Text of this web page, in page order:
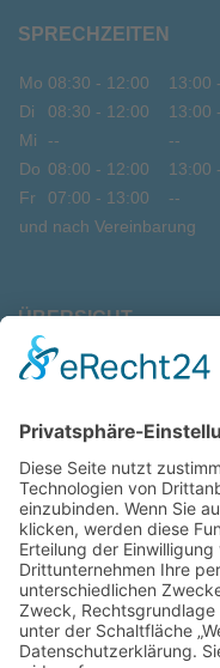
SPRECHZEITEN
Mo 08:30 - 12:00
13:00
Di
08:30 - 12:00
13:00
Mi
--
--
Do 08:00 - 12:00
13:00
Fr
07:00 - 13:00
--
und nach Vereinbarung
ÜBERSICHT
Start
Neupatienten
Kontakt
Datenschutz
Impressum